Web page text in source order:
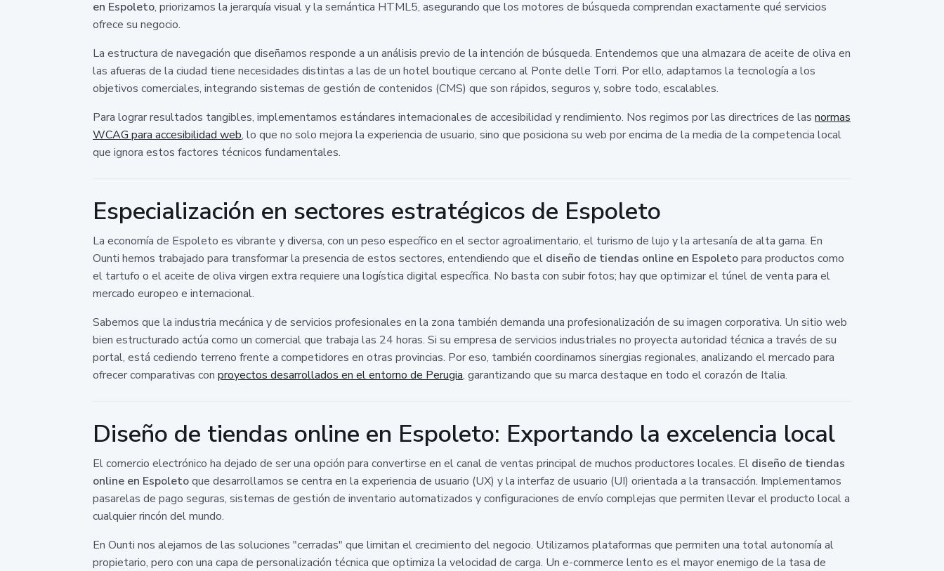
en Espoleto, priorizamos la jerarquía visual y la semántica HTML5, asegurando que los motores de búsqueda comprendan exactamente qué servicios
ofrece su negocio.
La estructura de navegación que diseñamos responde a un análisis previo de la intención de búsqueda. Entendemos que una almazara de aceite de oliva en
las afueras de la ciudad tiene necesidades distintas a las de un hotel boutique cercano al Ponte delle Torri. Por ello, adaptamos la tecnología a los
objetivos comerciales, integrando sistemas de gestión de contenidos (CMS) que son rápidos, seguros y, sobre todo, escalables.
Para lograr resultados tangibles, implementamos estándares internacionales de accesibilidad y rendimiento. Nos regimos por las directrices de las normas
WCAG para accesibilidad web, lo que no solo mejora la experiencia de usuario, sino que posiciona su web por encima de la media de la competencia local
que ignora estos factores técnicos fundamentales.
Especialización en sectores estratégicos de Espoleto
La economía de Espoleto es vibrante y diversa, con un peso específico en el sector agroalimentario, el turismo de lujo y la artesanía de alta gama. En
Ounti hemos trabajado para transformar la presencia de estos sectores, entendiendo que el diseño de tiendas online en Espoletopara productos como
el tartufo o el aceite de oliva virgen extra requiere una logística digital específica. No basta con subir fotos; hay que optimizar el túnel de venta para el
mercado europeo e internacional.
Sabemos que la industria mecánica y de servicios profesionales en la zona también demanda una profesionalización de su imagen corporativa. Un sitio web
bien estructurado actúa como un comercial que trabaja las 24 horas. Si su empresa de servicios industriales no proyecta autoridad técnica a través de su
portal, está cediendo terreno frente a competidores en otras provincias. Por eso, también coordinamos sinergias regionales, analizando el mercado para
ofrecer comparativas con proyectos desarrollados en el entorno de Perugia, garantizando que su marca destaque en todo el corazón de Italia.
Diseño de tiendas online en Espoleto: Exportando la excelencia local
El comercio electrónico ha dejado de ser una opción para convertirse en el canal de ventas principal de muchos productores locales. El diseño de tiendas
online en Espoletoque desarrollamos se centra en la experiencia de usuario (UX) y la interfaz de usuario (UI) orientada a la transacción. Implementamos
pasarelas de pago seguras, sistemas de gestión de inventario automatizados y configuraciones de envío complejas que permiten llevar el producto local a
cualquier rincón del mundo.
En Ounti nos alejamos de las soluciones "cerradas" que limitan el crecimiento del negocio. Utilizamos plataformas que permiten una total autonomía al
propietario, pero con una capa de personalización técnica que optimiza la velocidad de carga. Un e-commerce lento es el mayor enemigo de la tasa de